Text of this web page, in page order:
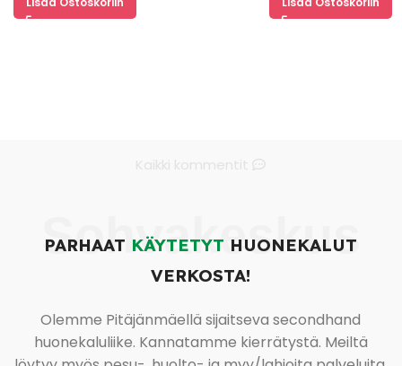
Sohvakeskus
PARHAAT KÄYTETYT HUONEKALUT
VERKOSTA!
Olemme Pitäjänmäellä sijaitseva secondhand
huonekaluliike. Kannatamme kierrätystä. Meiltä